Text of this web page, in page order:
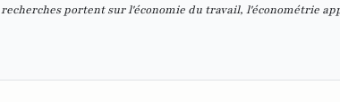
recherches portent sur l'économie du travail, l'économétrie